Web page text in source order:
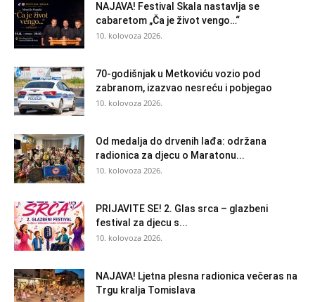
NAJAVA! Festival Skala nastavlja se
cabaretom „Ča je život vengo…“
10. kolovoza 2026.
70-godišnjak u Metkoviću vozio pod
zabranom, izazvao nesreću i pobjegao
10. kolovoza 2026.
Od medalja do drvenih lađa: održana
radionica za djecu o Maratonu...
10. kolovoza 2026.
PRIJAVITE SE! 2. Glas srca – glazbeni
festival za djecu s...
10. kolovoza 2026.
NAJAVA! Ljetna plesna radionica večeras na
Trgu kralja Tomislava